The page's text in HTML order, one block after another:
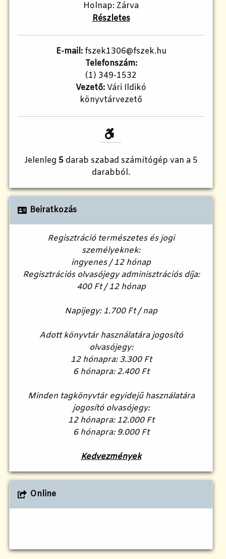
Holnap: Zárva
Részletes
E-mail:fszek1306@fszek.hu
Telefonszám:
(1) 349-1532
Vezető:Vári Ildikó
könyvtárvezető
Jelenleg 5 darab szabad számítógép van a 5
darabból.
Beiratkozás
Regisztráció természetes és jogi
személyeknek:
ingyenes / 12 hónap
Regisztrációs olvasójegy adminisztrációs díja:
400 Ft / 12 hónap
Napijegy: 1.700 Ft / nap
Adott könyvtár használatára jogosító
olvasójegy:
12 hónapra: 3.300 Ft
6 hónapra: 2.400 Ft
Minden tagkönyvtár egyidejű használatára
jogosító olvasójegy:
12 hónapra: 12.000 Ft
6 hónapra: 9.000 Ft
Kedvezmények
Online